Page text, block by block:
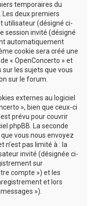
temporaires du
deux premiers
utilisateur (désigné ci-
session invité (désigné
automatiquement
cookie sera créé une
« OpenConcerto » et
les sujets que vous
sur le forum.
externes au logiciel
», bien que ceux-ci
prévu pour couvrir
phpBB. La seconde
vous nous envoyez
n’est pas limité à : la
invité (désignée ci-
sur
compte ») et les
et lors
»).